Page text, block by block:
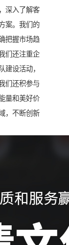
深入了解客
案。我们的
把握市场趋
们还注重企
建设活动，
们还积参与
量和美好价
，不断创新